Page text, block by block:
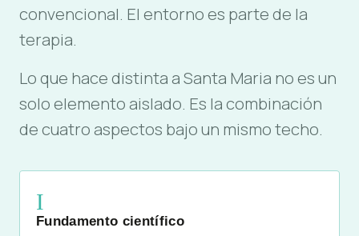
convencional. El entorno es parte de la
terapia.
Lo que hace distinta a Santa Maria no es un
solo elemento aislado. Es la combinación
de cuatro aspectos bajo un mismo techo.
I
Fundamento científico